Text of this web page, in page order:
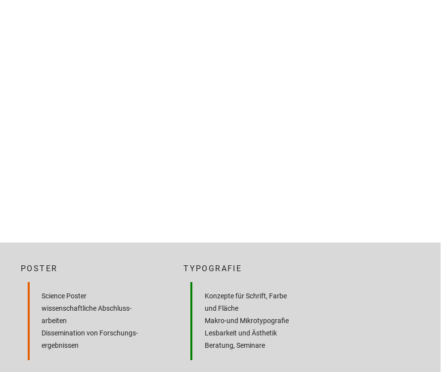
POSTER
Science Poster
wissenschaftliche Abschluss­
arbeiten
Dissemination von Forschungs­
ergebnissen
TYPOGRAFIE
Konzepte für Schrift, Farbe
und Fläche
Makro-und Mikrotypografie
Lesbarkeit und Ästhetik
Beratung, Seminare